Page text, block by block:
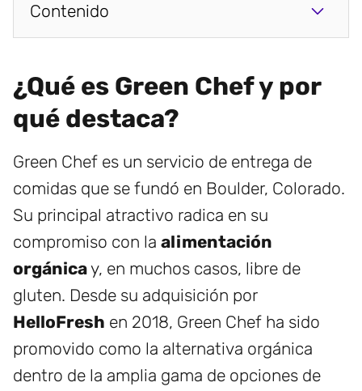
Contenido
¿Qué es Green Chef y por
qué destaca?
Green Chef es un servicio de entrega de
comidas que se fundó en Boulder, Colorado.
Su principal atractivo radica en su
compromiso con la alimentación
orgánicay, en muchos casos, libre de
gluten. Desde su adquisición por
HelloFresh en 2018, Green Chef ha sido
promovido como la alternativa orgánica
dentro de la amplia gama de opciones de